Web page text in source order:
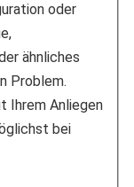
oder
ähnliches
Problem.
Ihrem Anliegen
bei